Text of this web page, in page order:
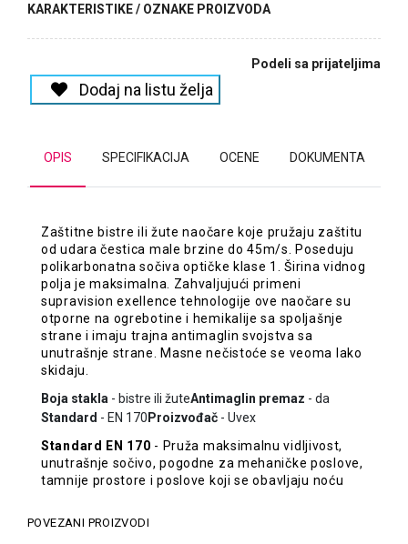
KARAKTERISTIKE / OZNAKE PROIZVODA
Podeli sa prijateljima
Dodaj na listu želja
OPIS SPECIFIKACIJA OCENE DOKUMENTA
Zaštitne bistre ili žute naočare koje pružaju zaštitu
od udara čestica male brzine do 45m/s. Poseduju
polikarbonatna sočiva optičke klase 1. Širina vidnog
polja je maksimalna. Zahvaljujući primeni
supravision exellence tehnologije ove naočare su
otporne na ogrebotine i hemikalije sa spoljašnje
strane i imaju trajna antimaglin svojstva sa
unutrašnje strane. Masne nečistoće se veoma lako
skidaju.
Boja stakla - bistre ili žuteAntimaglin premaz - da
Standard - EN 170 Proizvođač - Uvex
Standard EN 170 - Pruža maksimalnu vidljivost,
unutrašnje sočivo, pogodne za mehaničke poslove,
tamnije prostore i poslove koji se obavljaju noću
POVEZANI PROIZVODI